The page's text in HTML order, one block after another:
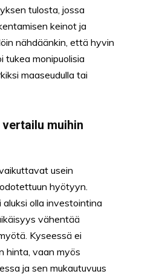
tulosta, jossa
keinot ja
nähdäänkin, että hyvin
monipuolisia
maaseudulla tai
muihin
usein
hyötyyn.
olla investointina
vähentää
Kyseessä ei
hinta, vaan myös
ja sen mukautuvuus